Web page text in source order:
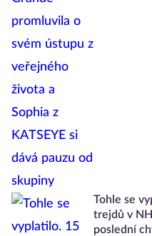
Tohle se
trejdů v
poslední